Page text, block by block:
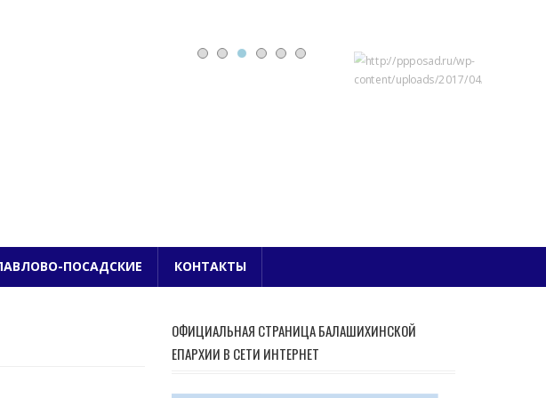
ПОСАДСКОЕ БЛАГОЧИНИЕ
ПОСАДСКИЕ КОНТАКТЫ
ОФИЦИАЛЬНАЯ СТРАНИЦА БАЛАШИХИНСКОЙ
ЕПАРХИИ В СЕТИ ИНТЕРНЕТ